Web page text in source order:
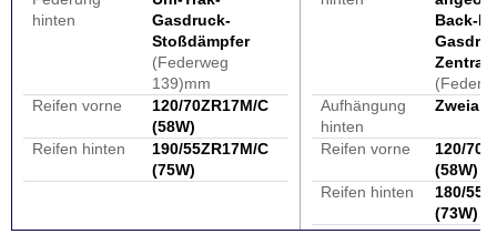
hinten
Gasdruck-
Stoßdämpfer
(Federweg
139)mm
Reifen vorne
120/70ZR17M/C
(58W)
Reifen hinten
190/55ZR17M/C
(75W)
Back-
Aufhängung
hinten
Reifen vorne
120/
(58W)
Reifen hinten
180/
(73W)